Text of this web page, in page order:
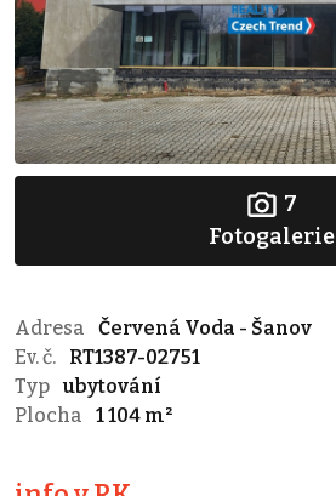
7
Fotogalerie
Adresa
Červená Voda - Šanov
Ev. č.
RT1387-02751
Typ ubytování
Plocha
1 104 m²